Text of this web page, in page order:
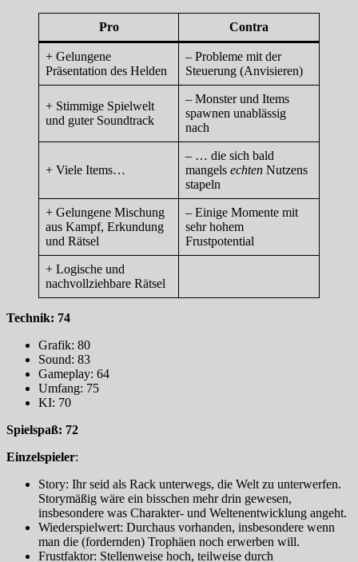
Pro Contra
+ Gelungene
Präsentation des Helden
– Probleme mit der
Steuerung (Anvisieren)
+ Stimmige Spielwelt
und guter Soundtrack
– Monster und Items
spawnen unablässig
nach
+ Viele Items…
– … die sich bald
mangels echten Nutzens
stapeln
+ Gelungene Mischung
aus Kampf, Erkundung
und Rätsel
– Einige Momente mit
sehr hohem
Frustpotential
+ Logische und
nachvollziehbare Rätsel
Technik: 74
Grafik: 80
Sound: 83
Gameplay: 64
Umfang: 75
KI: 70
Spielspaß: 72
Einzelspieler:
Story: Ihr seid als Rack unterwegs, die Welt zu unterwerfen.
Storymäßig wäre ein bisschen mehr drin gewesen,
insbesondere was Charakter- und Weltenentwicklung angeht.
Wiederspielwert: Durchaus vorhanden, insbesondere wenn
man die (fordernden) Trophäen noch erwerben will.
Frustfaktor: Stellenweise hoch, teilweise durch